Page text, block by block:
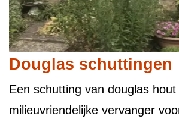
Douglas schuttingen
Een schutting van douglas
milieuvriendelijke vervanger